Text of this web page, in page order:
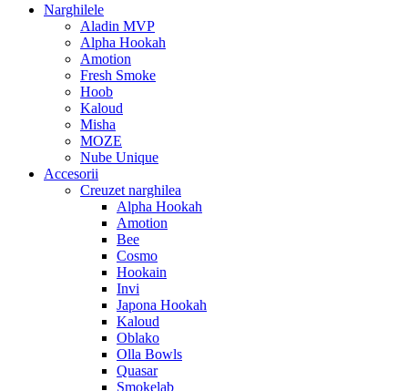
Narghilele
Aladin MVP
Alpha Hookah
Amotion
Fresh Smoke
Hoob
Kaloud
Misha
MOZE
Nube Unique
Accesorii
Creuzet narghilea
Alpha Hookah
Amotion
Bee
Cosmo
Hookain
Invi
Japona Hookah
Kaloud
Oblako
Olla Bowls
Quasar
Smokelab